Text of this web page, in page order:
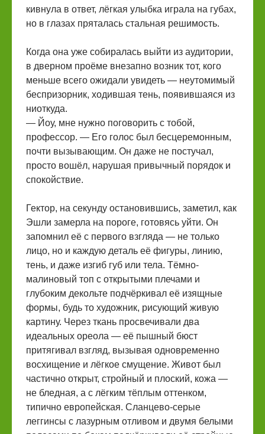
кивнула в ответ, лёгкая улыбка играла на губах,
но в глазах пряталась стальная решимость.
Когда она уже собиралась выйти из аудитории,
в дверном проёме внезапно возник тот, кого
меньше всего ожидали увидеть — неутомимый
беспризорник, ходившая тень, появившаяся из
ниоткуда.
— Йоу, мне нужно поговорить с тобой,
профессор. — Его голос был бесцеремонным,
почти вызывающим. Он даже не постучал,
просто вошёл, нарушая привычный порядок и
спокойствие.
Гектор, на секунду остановившись, заметил, как
Эшли замерла на пороге, готовясь уйти. Он
запомнил её с первого взгляда — не только
лицо, но и каждую деталь её фигуры, линию,
тень, и даже изгиб губ или тела. Тёмно-
малиновый топ с открытыми плечами и
глубоким декольте подчёркивал её изящные
формы, будь то художник, рисующий живую
картину. Через ткань просвечивали два
идеальных ореола — её пышный бюст
притягивал взгляд, вызывая одновременно
восхищение и лёгкое смущение. Живот был
частично открыт, стройный и плоский, кожа —
не бледная, а с лёгким тёплым оттенком,
типично европейская. Сланцево-серые
леггинсы с лазурным отливом и двумя белыми